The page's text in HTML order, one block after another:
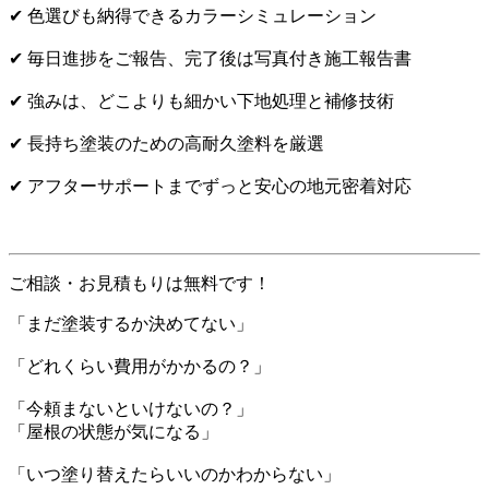
✔ 色選びも納得できるカラーシミュレーション
✔ 毎日進捗をご報告、完了後は写真付き施工報告書
✔ 強みは、どこよりも細かい下地処理と補修技術
✔ 長持ち塗装のための高耐久塗料を厳選
✔ アフターサポートまでずっと安心の地元密着対応
ご相談・お見積もりは無料です！
「まだ塗装するか決めてない」
「どれくらい費用がかかるの？」
「今頼まないといけないの？」
「屋根の状態が気になる」
「いつ塗り替えたらいいのかわからない」